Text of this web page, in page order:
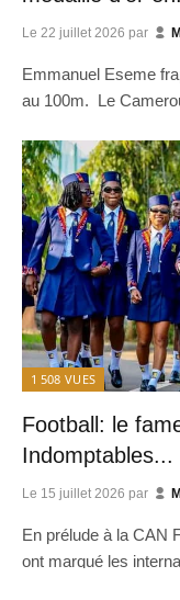
Le 22 juillet 2026 par
Emmanuel Eseme
au 100m. Le
1 508 VUES
Football: le
Indomptables...
Le 15 juillet 2026 par
En prélude à la CAN
ont marqué les